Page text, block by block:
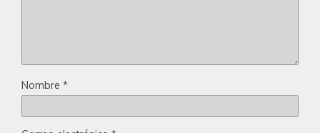
Nombre *